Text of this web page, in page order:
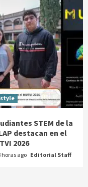
STEM de la
destacan en el
2026
horas ago Editorial Staff